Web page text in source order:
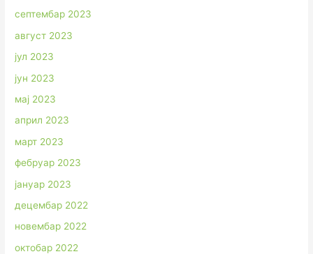
септембар 2023
август 2023
јул 2023
јун 2023
мај 2023
април 2023
март 2023
фебруар 2023
јануар 2023
децембар 2022
новембар 2022
октобар 2022